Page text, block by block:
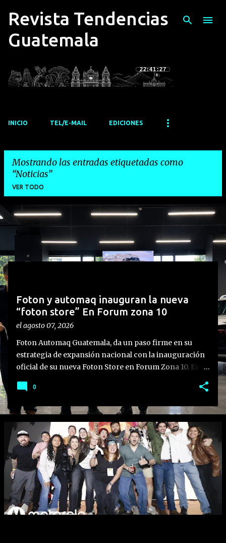
Ir al contenido principal
Revista Tendencias
Guatemala
22:41:28
INICIO TEL/E-MAIL EDICIONES
Mostrando las entradas etiquetadas como
Noticias
VER TODO
E
t
r
a
d
s
Foton y automaq inauguran la nueva
“foton store” En Forum zona 10
elagosto 07, 2026
Foton Automaq Guatemala, da un paso firme en su
estrategia de expansión nacional con la inauguración
oficial de su nueva Foton Store en Forum Zona 10. Este
evolución de la marca, diseñado para ofrecer una
sus clientes. Más que la apertura de una sala de ventas,
este punto estratégico representa el resultado de una
trayectoria basada en la confianza, el progreso
continuo y la pasión por ofrecer soluciones de
transporte de alto nivel a empresarios, emprendedores
y familias de todo el país. "La apertura de Foton Store
representa mucho más que la inauguración de una
nueva ubicación; simboliza el inicio de una nueva etapa
de crecimiento, cercanía y servicio. Nuestro objetivo es
0